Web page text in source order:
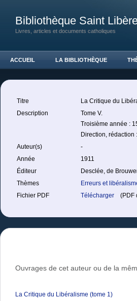
Bibliothèque Saint
Livres, articles et documents catholiques
ACCUEIL LA BIBLIOTHÈQUE
Titre
La Critique du
Description
Tome V.
Troisième année :
Direction, rédaction
Auteur(s)
-
Année
1911
Éditeur
Desclée, de
Thèmes
Erreurs et
Fichier PDF
Télécharger (PDF
Ouvrages de cet auteur ou de la
La Critique du Libéralisme (tome 1)